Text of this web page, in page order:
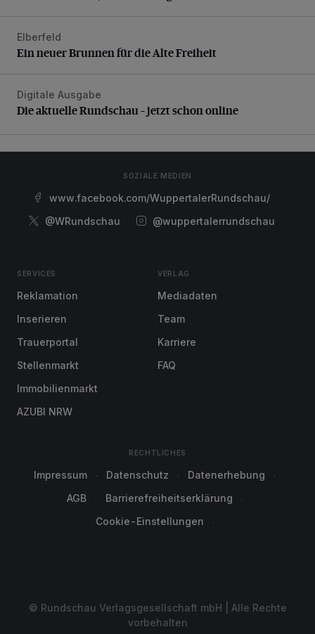
Ein neuer Brunnen für die Alte Freiheit
Elberfeld
Ein neuer Brunnen für die Alte Freiheit
Die aktuelle Rundschau – jetzt schon online
Digitale Ausgabe
Die aktuelle Rundschau – jetzt schon online
SOZIALE MEDIEN
www.facebook.com/WuppertalerRundschau/
@WRundschau
@wuppertalerrundschau
SERVICES
Reklamation
Inserieren
Trauerportal
Stellenmarkt
Immobilienmarkt
AZUBI NRW
VERLAG
Mediadaten
Team
Karriere
FAQ
RECHTLICHES
Impressum Datenschutz
Datenerhebung
AGB
Barrierefreiheitserklärung
Cookie-Einstellungen
© Rundschau Verlagsgesellschaft mbH | Alle Rechte
vorbehalten